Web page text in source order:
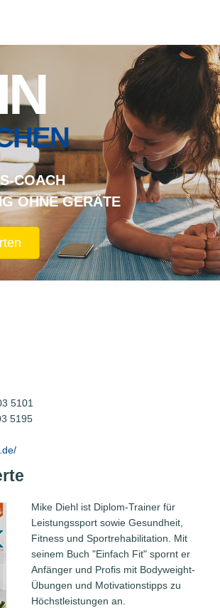
COACH
OHNE GERÄTE
5101
5195
Mike Diehl ist Diplom-Trainer für
Leistungssport sowie Gesundheit,
Fitness und Sportrehabilitation. Mit
seinem Buch "Einfach Fit" spornt er
Anfänger und Profis mit Bodyweight-
Übungen und Motivationstipps zu
Höchstleistungen an.